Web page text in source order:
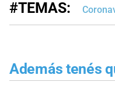
#TEMAS:
Además tenés